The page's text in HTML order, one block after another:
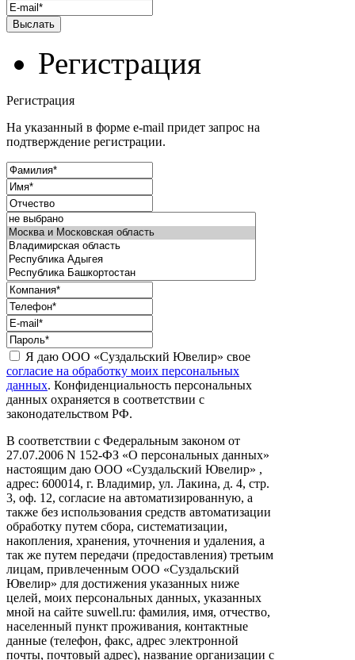
Регистрация
Регистрация
На указанный в форме e-mail придет запрос на
подтверждение регистрации.
Я даю ООО «Суздальский Ювелир» свое
согласие на обработку моих персональных
данных. Конфиденциальность персональных
данных охраняется в соответствии с
законодательством РФ.
В соответствии с Федеральным законом от
27.07.2006 N 152-ФЗ «О персональных данных»
настоящим даю ООО «Суздальский Ювелир» ,
адрес: 600014, г. Владимир, ул. Лакина, д. 4, стр.
3, оф. 12, согласие на автоматизированную, а
также без использования средств автоматизации
обработку путем сбора, систематизации,
накопления, хранения, уточнения и удаления, а
так же путем передачи (предоставления) третьим
лицам, привлеченным ООО «Суздальский
Ювелир» для достижения указанных ниже
целей, моих персональных данных, указанных
мной на сайте suwell.ru: фамилия, имя, отчество,
населенный пункт проживания, контактные
данные (телефон, факс, адрес электронной
почты, почтовый адрес), название организации с